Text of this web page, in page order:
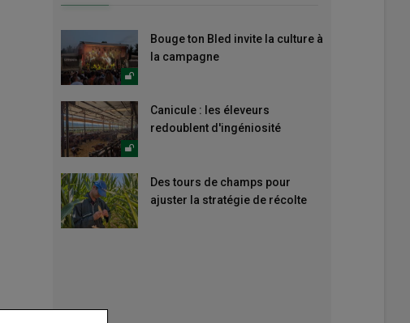
Bouge ton Bled invite la culture à
la campagne
Canicule : les éleveurs
redoublent d'ingéniosité
Des tours de champs pour
ajuster la stratégie de récolte